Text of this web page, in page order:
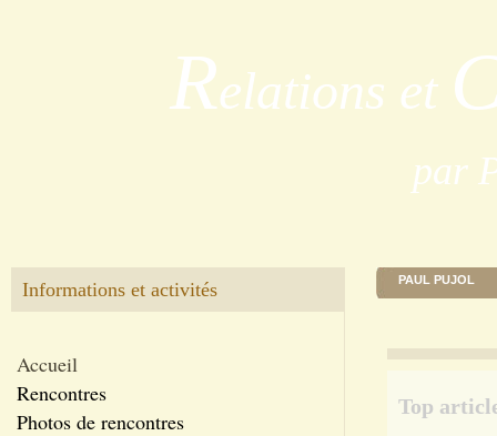
Relations et
par
Informations et activités
Accueil
Rencontres
Photos de rencontres
PAUL PUJOL
Top